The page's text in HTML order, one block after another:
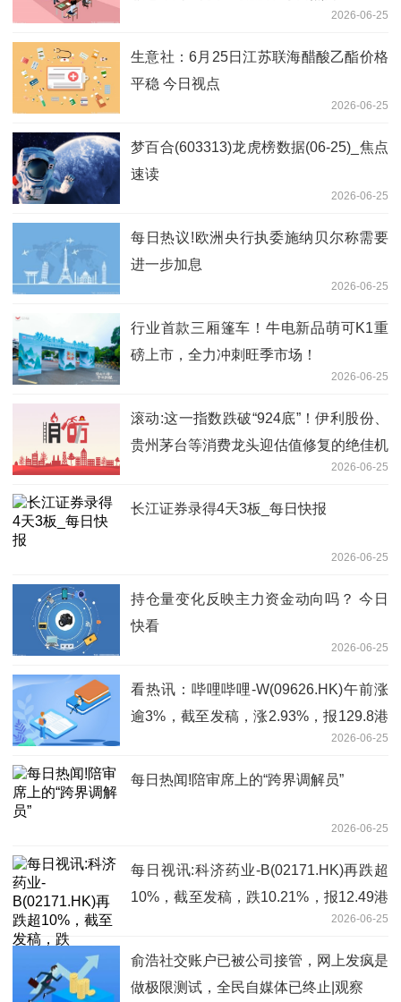
2026-06-25
生意社：6月25日江苏联海醋酸乙酯价格
平稳 今日视点
2026-06-25
梦百合(603313)龙虎榜数据(06-25)_焦点
速读
2026-06-25
每日热议!欧洲央行执委施纳贝尔称需要
进一步加息
2026-06-25
行业首款三厢篷车！牛电新品萌可K1重
磅上市，全力冲刺旺季市场！
2026-06-25
滚动:这一指数跌破“924底”！伊利股份、
贵州茅台等消费龙头迎估值修复的绝佳机
2026-06-25
长江证券录得4天3板_每日快报
2026-06-25
持仓量变化反映主力资金动向吗？ 今日
快看
2026-06-25
看热讯：哔哩哔哩-W(09626.HK)午前涨
逾3%，截至发稿，涨2.93%，报129.8港
2026-06-25
每日热闻!陪审席上的“跨界调解员”
2026-06-25
每日视讯:科济药业-B(02171.HK)再跌超
10%，截至发稿，跌10.21%，报12.49港
2026-06-25
俞浩社交账户已被公司接管，网上发疯是
做极限测试，全民自媒体已终止|观察